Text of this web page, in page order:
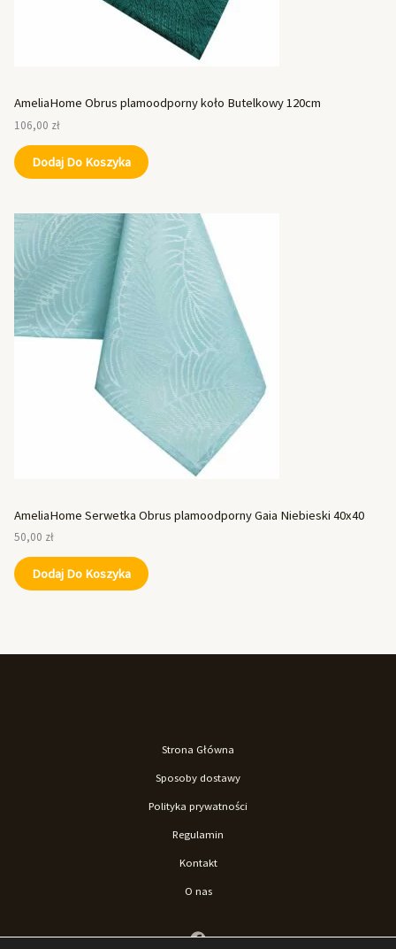
AmeliaHome Obrus plamoodporny koło Butelkowy 120cm
106,00 zł
Dodaj Do Koszyka
AmeliaHome Serwetka Obrus plamoodporny Gaia Niebieski 40x40
50,00 zł
Dodaj Do Koszyka
Strona Główna
Sposoby dostawy
Polityka prywatności
Regulamin
Kontakt
O nas